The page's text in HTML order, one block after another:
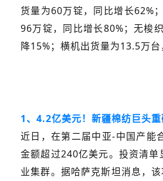
货量为60万锭，同比增长62%
96万锭，同比增长80%；无梭
降15%；横机出货量为13.5万
1、4.2亿美元！新疆棉纺巨头
近日，在第二届中亚-中国产能
金额超过240亿美元。投资清单
业集群。据哈萨克斯坦消息，